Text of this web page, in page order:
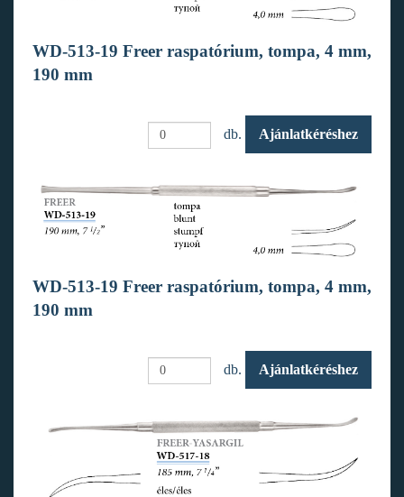
WD-513-19 Freer raspatórium, tompa, 4 mm,
190 mm
db. Ajánlatkéréshez
WD-513-19 Freer raspatórium, tompa, 4 mm,
190 mm
db. Ajánlatkéréshez